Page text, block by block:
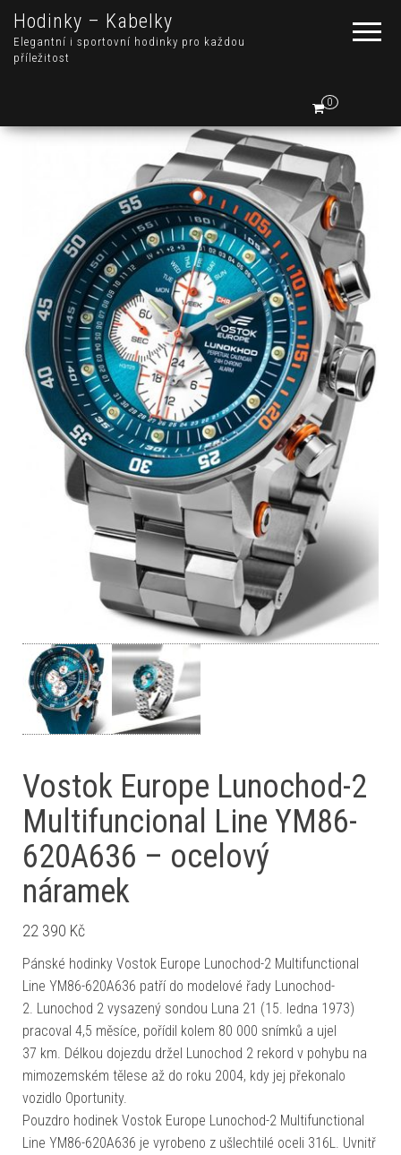
Hodinky – Kabelky
Elegantní i sportovní hodinky pro každou
příležitost
0
Vostok Europe Lunochod-2
Multifuncional Line YM86-
620A636 – ocelový
náramek
22 390 Kč
Pánské hodinky Vostok Europe Lunochod-2 Multifunctional
Line YM86-620A636 patří do modelové řady Lunochod-
2. Lunochod 2 vysazený sondou Luna 21 (15. ledna 1973)
pracoval 4,5 měsíce, pořídil kolem 80 000 snímků a ujel
37 km. Délkou dojezdu držel Lunochod 2 rekord v pohybu na
mimozemském tělese až do roku 2004, kdy jej překonalo
vozidlo Oportunity.
Pouzdro hodinek Vostok Europe Lunochod-2 Multifunctional
Line YM86-620A636 je vyrobeno z ušlechtilé oceli 316L. Uvnitř